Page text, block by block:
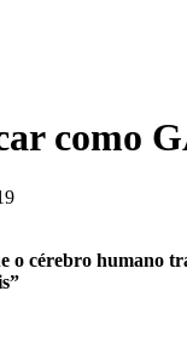
como
o cérebro humano